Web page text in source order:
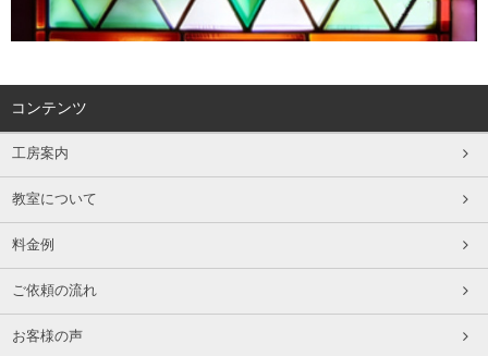
コンテンツ
工房案内
教室について
料金例
ご依頼の流れ
お客様の声